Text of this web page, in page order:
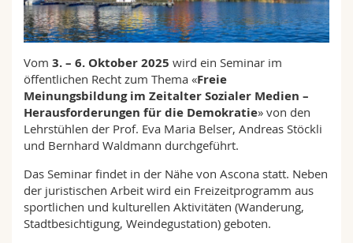
Math.-Nat. und Med. Fak.
Mitarbeitende
Webmail
Vorlesungsverzeichnis
MyUnifr
Vom 3. – 6. Oktober 2025 wird ein Seminar im
öffentlichen Recht zum Thema «Freie
Meinungsbildung im Zeitalter Sozialer Medien –
Herausforderungen für die Demokratie» von den
Lehrstühlen der Prof. Eva Maria Belser, Andreas Stöckli
und Bernhard Waldmann durchgeführt.
Das Seminar findet in der Nähe von Ascona statt. Neben
der juristischen Arbeit wird ein Freizeitprogramm aus
sportlichen und kulturellen Aktivitäten (Wanderung,
Stadtbesichtigung, Weindegustation) geboten.